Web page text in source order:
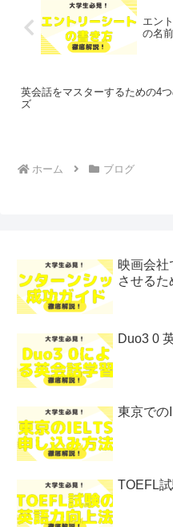
エン
の名
英会話をマスターするための4
ズ
ホーム ブログ
映画会社
させるた
Duo3 0
東京での
TOEFL